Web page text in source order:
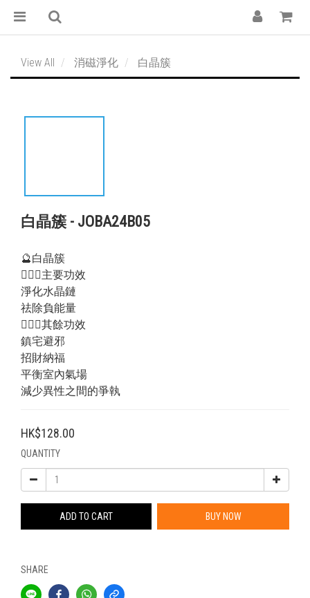
View All 消磁淨化 白晶簇
白晶簇 - JOBA24B05
🔮白晶簇
💁🏻‍♀️主要功效
淨化水晶鏈
祛除負能量
💁🏻‍♂️其餘功效
鎮宅避邪
招財納福
平衡室內氣場
減少異性之間的爭執
HK$128.00
QUANTITY
ADD TO CART BUY NOW
SHARE